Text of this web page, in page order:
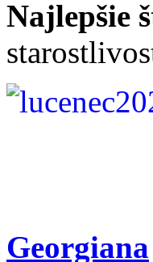
Najlepšie
Georgiana